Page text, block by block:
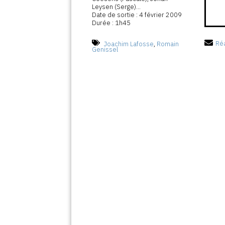
Leysen (Serge)...
Date de sortie : 4 février 2009
Durée : 1h45
Joachim Lafosse, Romain
Genissel